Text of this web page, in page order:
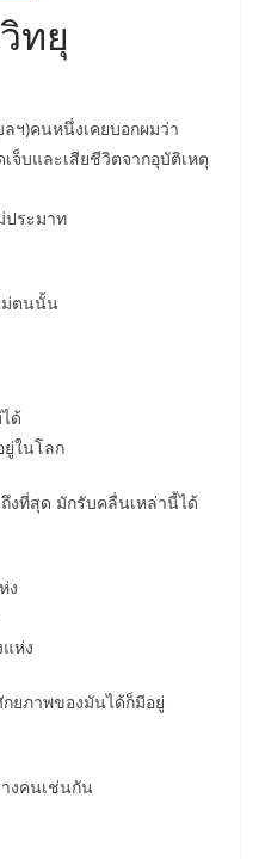
ทยุ
ฯ)คนหนึ่งเคยบอกผมว่า
จ็บและเสียชีวิตจากอุบัติเหตุ
ประมาท
ม่ตนนั้น
ด้
ในโลก
งที่สุด มักรับคลื่นเหล่านี้ได้
ง
ห่ง
ยภาพของมันได้ก็มีอยู่
งคนเช่นกัน